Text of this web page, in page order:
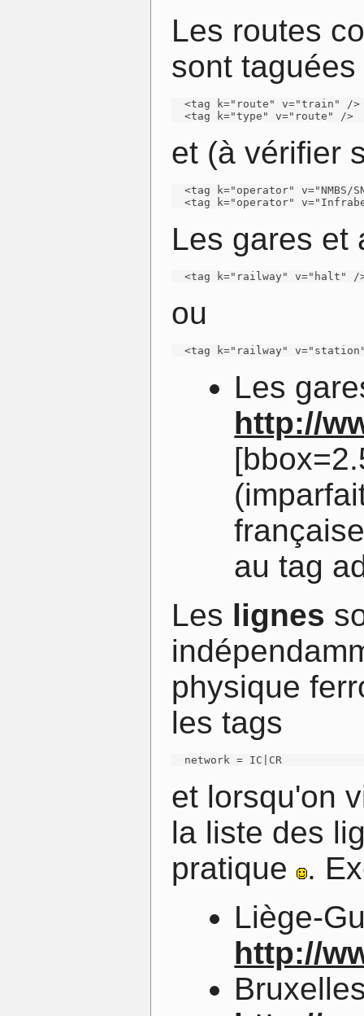
Les routes
sont
  <tag k="route" v="train" />
  <tag k="type" v="route" />
et (à vérifier
<tag k="operator" v="NMBS/
<tag k="operator"
Les gares et
<tag k="railway" v="halt"
ou
<tag k="railway"
Les
http://
au tag
Les lignes
physique
les tags
  network = IC|CR
et lorsqu'on
la liste des
pratique
.
Liège-
http://